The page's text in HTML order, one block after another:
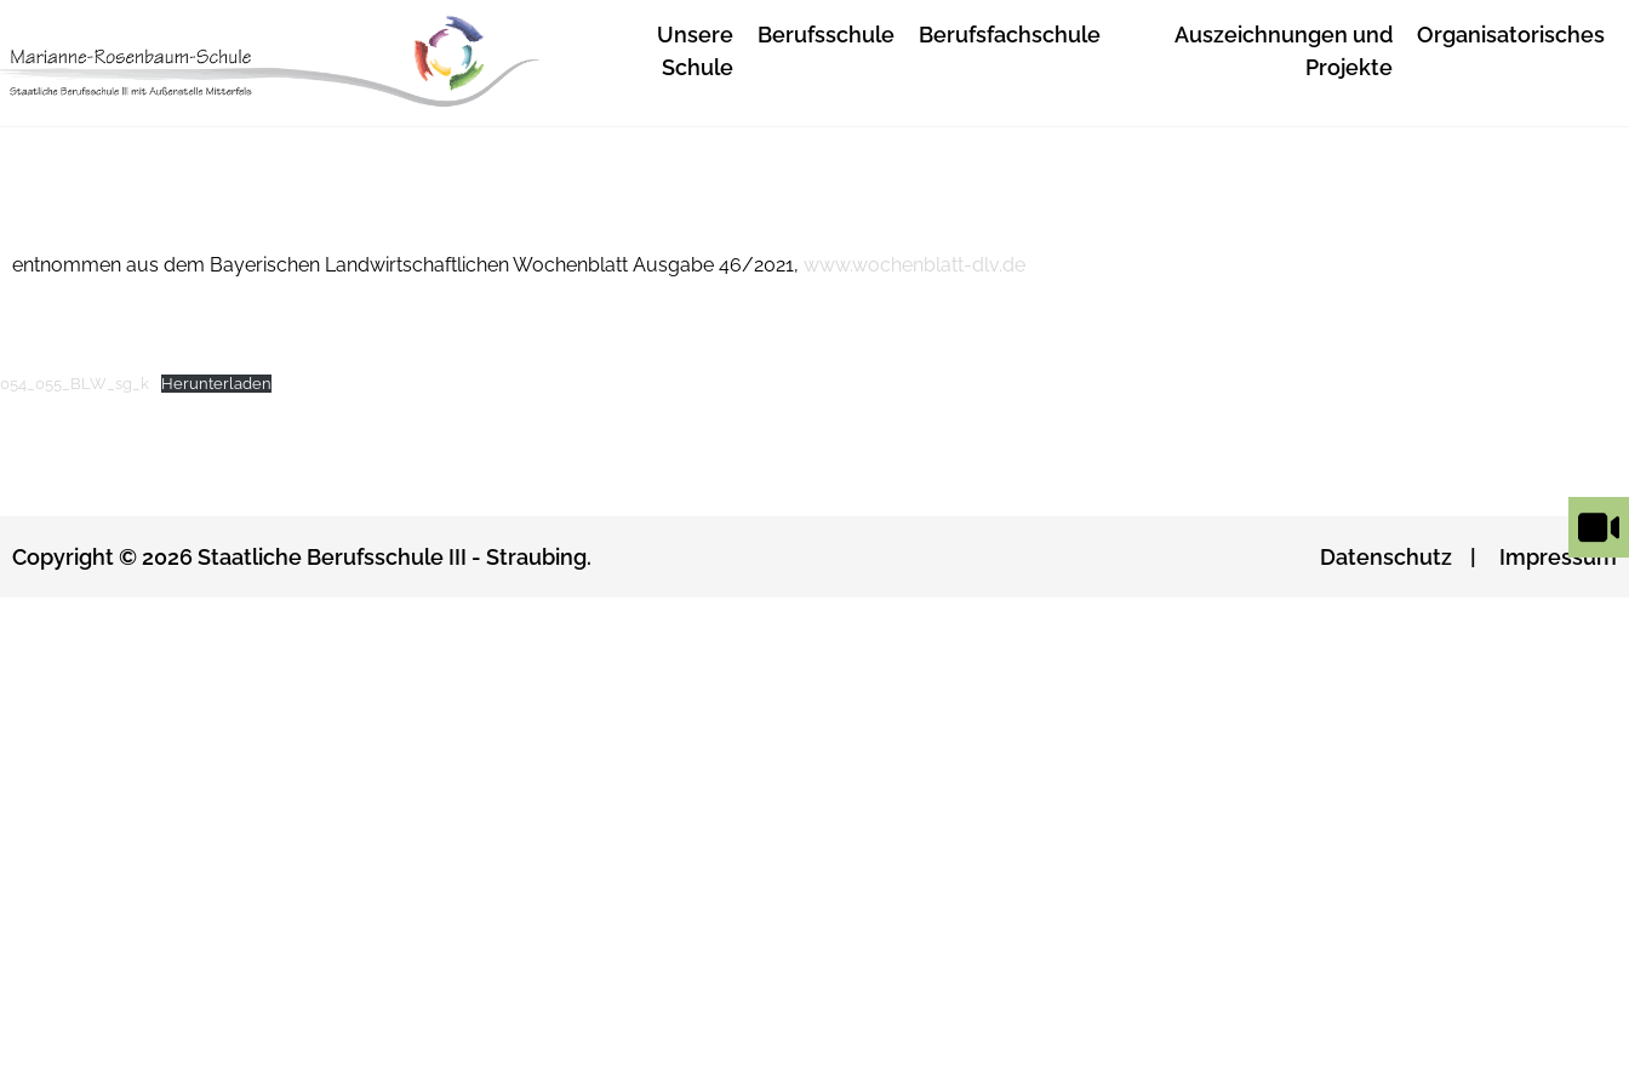
content
Unsere
Schule
Berufsschule Berufsfachschule
Auszeichnungen und
Projekte
Organisatorisches
entnommen aus dem Bayerischen Landwirtschaftlichen Wochenblatt Ausgabe 46/2021, www.wochenblatt-dlv.de
054_055_BLW_sg_k Herunterladen
Copyright © 2026 Staatliche Berufsschule III - Straubing. Datenschutz Impressum